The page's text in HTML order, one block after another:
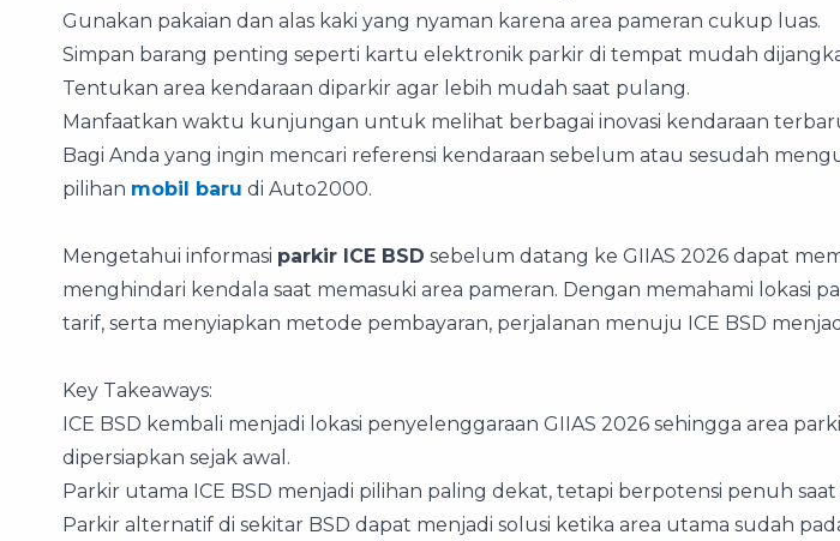
Gunakan pakaian dan alas kaki yang nyaman karena area pameran cukup luas.
Simpan barang penting seperti kartu elektronik parkir di tempat mudah
Tentukan area kendaraan diparkir agar lebih mudah saat pulang.
Manfaatkan waktu kunjungan untuk melihat berbagai inovasi kendaraan
Bagi Anda yang ingin mencari referensi kendaraan sebelum atau sesudah
pilihan mobil baru di Auto2000.
Mengetahui informasi parkir ICE BSD sebelum datang ke GIIAS 2026 dapat
menghindari kendala saat memasuki area pameran. Dengan memahami lokasi
tarif, serta menyiapkan metode pembayaran, perjalanan menuju ICE BSD
Key Takeaways:
ICE BSD kembali menjadi lokasi penyelenggaraan GIIAS 2026 sehingga area
dipersiapkan sejak awal.
Parkir utama ICE BSD menjadi pilihan paling dekat, tetapi berpotensi penuh saat
Parkir alternatif di sekitar BSD dapat menjadi solusi ketika area utama sudah